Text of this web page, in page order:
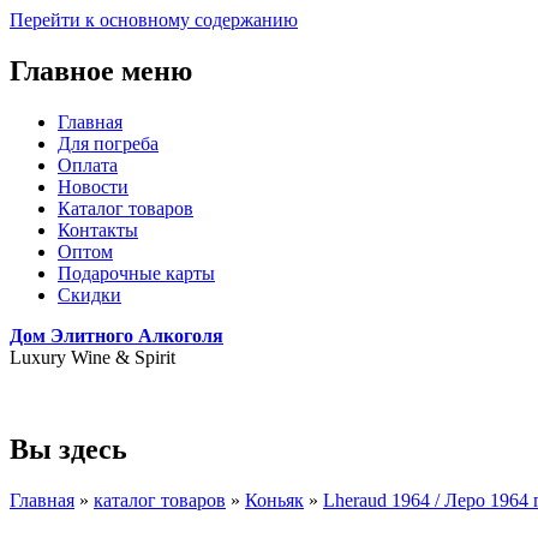
Перейти к основному содержанию
Главное меню
Главная
Для погреба
Оплата
Новости
Каталог товаров
Контакты
Оптом
Подарочные карты
Скидки
Дом Элитного Алкоголя
Luxury Wine & Spirit
Вы здесь
Главная » каталог товаров » Коньяк » Lheraud 1964 / Леро 1964